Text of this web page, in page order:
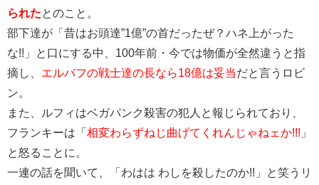
られたとのこと。
部下達が「昔はお頭達”1億”の首だったぜ？ハネ上がった
な!!」と口にする中、100年前・今では物価が全然違うと指
摘し、 エルバフの戦士達の長なら18億は妥当だと言うロビ
ン。
また、ルフィはベガパンク殺害の犯人と報じられており、
フランキーは「 相変わらずねじ曲げてくれんじゃねェか!!! 」
と怒ることに。
一連の話を聞いて、「わはは わしを殺したのか!!」と笑うリ